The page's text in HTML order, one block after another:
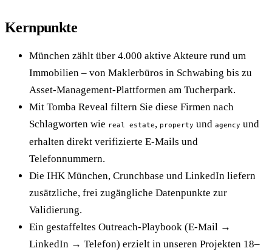
Kernpunkte
München zählt über 4.000 aktive Akteure rund um
Immobilien – von Maklerbüros in Schwabing bis zu
Asset-Management-Plattformen am Tucherpark.
Mit Tomba Reveal filtern Sie diese Firmen nach
Schlagworten wie real estate, property und agency und
erhalten direkt verifizierte E-Mails und
Telefonnummern.
Die IHK München, Crunchbase und LinkedIn liefern
zusätzliche, frei zugängliche Datenpunkte zur
Validierung.
Ein gestaffeltes Outreach-Playbook (E-Mail →
LinkedIn → Telefon) erzielt in unseren Projekten 18–